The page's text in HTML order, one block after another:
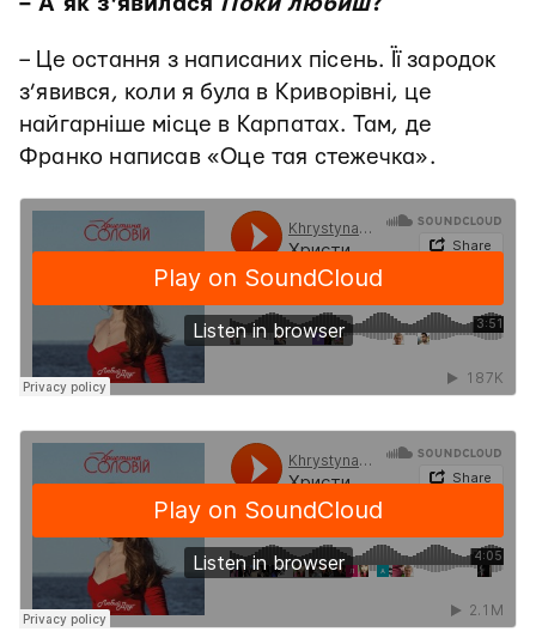
– А як з’явилася Поки любиш?
– Це остання з написаних пісень. Її зародок
з’явився, коли я була в Криворівні, це
найгарніше місце в Карпатах. Там, де
Франко написав «Оце тая стежечка».